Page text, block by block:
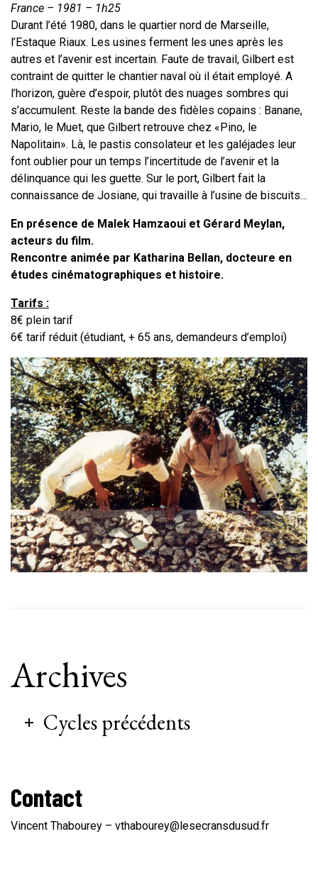
France – 1981 – 1h25
Durant l’été 1980, dans le quartier nord de Marseille,
l’Estaque Riaux. Les usines ferment les unes après les
autres et l’avenir est incertain. Faute de travail, Gilbert est
contraint de quitter le chantier naval où il était employé. A
l’horizon, guère d’espoir, plutôt des nuages sombres qui
s’accumulent. Reste la bande des fidèles copains : Banane,
Mario, le Muet, que Gilbert retrouve chez «Pino, le
Napolitain». Là, le pastis consolateur et les galéjades leur
font oublier pour un temps l’incertitude de l’avenir et la
délinquance qui les guette. Sur le port, Gilbert fait la
connaissance de Josiane, qui travaille à l’usine de biscuits…
En présence de Malek Hamzaoui et Gérard Meylan,
acteurs du film.
Rencontre animée par Katharina Bellan, docteure en
études cinématographiques et histoire.
Tarifs :
8€ plein tarif
6€ tarif réduit (étudiant, + 65 ans, demandeurs d’emploi)
Archives
Cycles précédents
Contact
Vincent Thabourey – vthabourey@lesecransdusud.fr